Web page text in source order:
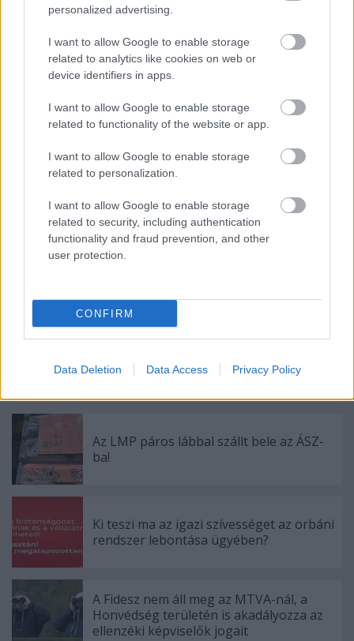
personalized advertising.
I want to allow Google to enable storage
related to analytics like cookies on web or
device identifiers in apps.
I want to allow Google to enable storage
related to functionality of the website or app.
I want to allow Google to enable storage
related to personalization.
I want to allow Google to enable storage
related to security, including authentication
functionality and fraud prevention, and other
user protection.
CONFIRM
Data Deletion Data Access Privacy Policy
Nem! AkkorITTmost megteheted! Köszönjük!
A borítókép forrása: 24.hu
Népszava Puch László Rácz Péter Szemerey Tamás
Szabad Föld Varásnapi Hírek NHB
Ajánlott bejegyzések:
Che Guevarát idéz
Az LMP páros lábbal szállt bele az ÁSZ-
ba!
Ki teszi ma az igazi szívességet az orbáni
rendszer lebontása ügyében?
A Fidesz nem áll meg az MTVA-nál, a
Honvédség területén is akadályozza az
ellenzéki képviselők jogait